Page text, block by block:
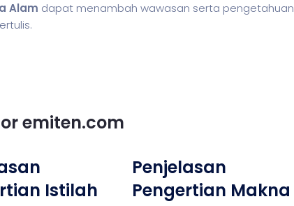
Alam dapat menambah wawasan serta pengetahuan
emiten.com
Istilah
Penjelasan
Pengertian Makna